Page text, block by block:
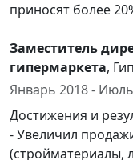
приносят более
Заместитель
гипермаркета,
Январь 2018 -
Достижения и
- Увеличил
(стройматериалы,